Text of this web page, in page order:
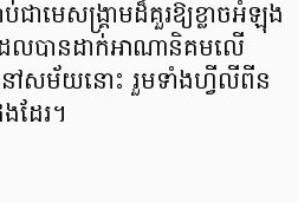
ាមេសង្គ្រាមដ៏គួរឱ្យខ្លាចអំឡុង
លបានដាក់អាណានិគមលើ
ៅសម័យនោះ រួមទាំងហ្វីលីពីន
ដែរ។